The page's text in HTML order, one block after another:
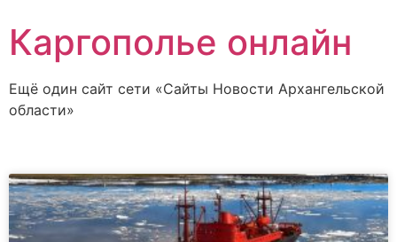
Каргополье онлайн
Ещё один сайт сети «Сайты Новости Архангельской
области»